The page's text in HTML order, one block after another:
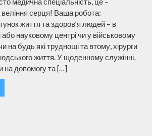
веління серця! Ваша робота:
життя та здоров’я людей – в
або науковому центрі чи у військовому
на будь які труднощі та втому, хірурги
життя. У щоденному служінні,
на допомогу та […]